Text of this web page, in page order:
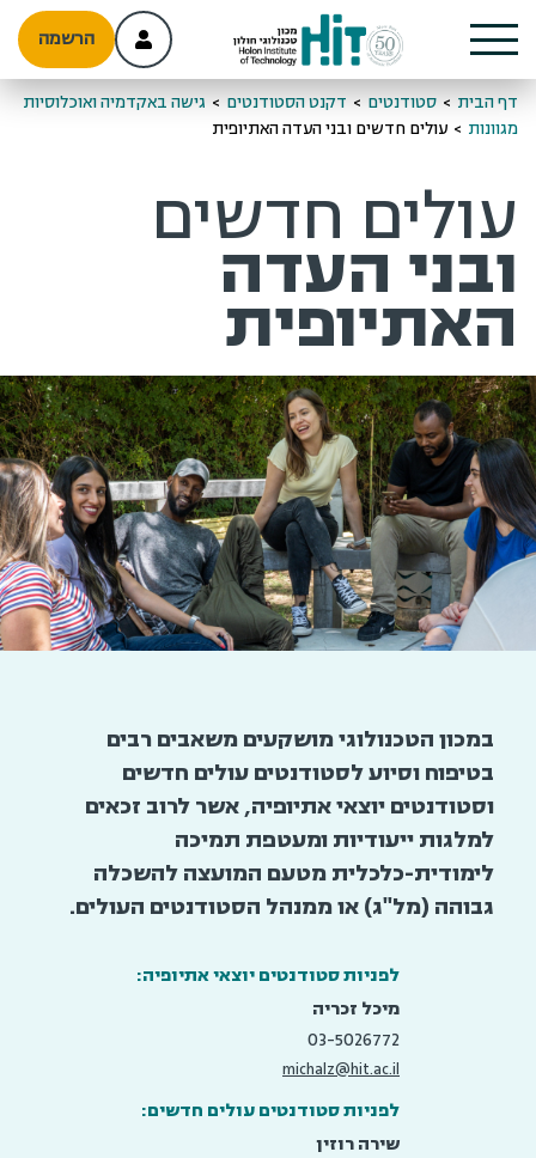
הרשמה
דף הבית > סטודנטים > דקנט הסטודנטים > גישה באקדמיה ואוכלוסיות
מגוונות > עולים חדשים ובני העדה האתיופית
עולים חדשים
ובני העדה
האתיופית
במכון הטכנולוגי מושקעים משאבים רבים
בטיפוח וסיוע לסטודנטים עולים חדשים
וסטודנטים יוצאי אתיופיה, אשר לרוב זכאים
למלגות ייעודיות ומעטפת תמיכה
לימודית-כלכלית מטעם המועצה להשכלה
גבוהה (מל"ג) או ממנהל הסטודנטים העולים.
לפניות סטודנטים יוצאי אתיופיה:
מיכל זכריה
03-5026772
michalz@hit.ac.il
לפניות סטודנטים עולים חדשים:
שירה רוזין